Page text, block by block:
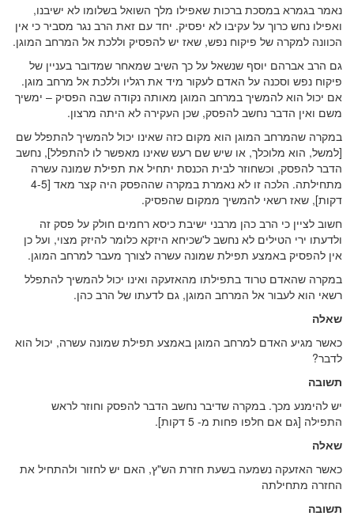
נאמר בגמרא במסכת ברכות שאפילו מלך השואל בשלומו לא ישיבנו,
ואפילו נחש כרוך על עקיבו לא יפסיק. יחד עם זאת הרב נגר מסביר כי אין
הכוונה למקרה של פיקוח נפש, שאז יש להפסיק וללכת אל המרחב המוגן.
גם הרב אברהם יוסף שנשאל על כך השיב שמאחר שמדובר בעניין של
פיקוח נפש וסכנה על האדם לעקור מיד את רגליו וללכת אל מרחב מוגן.
אם יכול הוא להמשיך במרחב המוגן מאותה נקודה שבה הפסיק – ימשיך
משם ואין הדבר נחשב להפסק, שכן העקירה לא היתה מרצון.
במקרה שהמרחב המוגן הוא מקום כזה שאינו יכול להמשיך להתפלל שם
[למשל, הוא מלוכלך, או שיש שם רעש שאינו מאפשר לו להתפלל], נחשב
הדבר להפסק, וכשחוזר לבית הכנסת יתחיל את תפילת שמונה עשרה
מתחילתה. הלכה זו לא נאמרת במקרה שההפסק היה קצר מאד [4-5
דקות], שאז רשאי להמשיך ממקום שהפסיק.
חשוב לציין כי הרב כהן מרבני ישיבת כיסא רחמים חולק על פסק זה
ולדעתו ירי הטילים לא נחשב ל'שכיחא היזקא כלומר להיזק מצוי, ועל כן
אין להפסיק באמצע תפילת שמונה עשרה לצורך מעבר למרחב המוגן.
במקרה שהאדם טרוד בתפילתו מהאזעקה ואינו יכול להמשיך להתפלל
רשאי הוא לעבור אל המרחב המוגן, גם לדעתו של הרב כהן.
שאלה
כאשר מגיע האדם למרחב המוגן באמצע תפילת שמונה עשרה, יכול הוא
לדבר?
תשובה
יש להימנע מכך. במקרה שדיבר נחשב הדבר להפסק וחוזר לראש
התפילה [גם אם חלפו פחות מ- 5 דקות].
שאלה
כאשר האזעקה נשמעה בשעת חזרת הש"ץ, האם יש לחזור ולהתחיל את
החזרה מתחילתה
תשובה